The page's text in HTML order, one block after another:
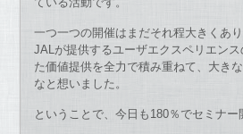
一つ一つの開催はまだそれ程大きくあ
JALが提供するユーザエクスペリエン
た価値提供を全力で積み重ねて、大き
なと想いました。
ということで、今日も180％でセミナー